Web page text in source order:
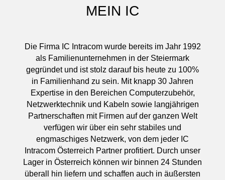
MEIN IC
Die Firma IC Intracom wurde bereits im Jahr 1992
als Familienunternehmen in der Steiermark
gegründet und ist stolz darauf bis heute zu 100%
in Familienhand zu sein. Mit knapp 30 Jahren
Expertise in den Bereichen Computerzubehör,
Netzwerktechnik und Kabeln sowie langjährigen
Partnerschaften mit Firmen auf der ganzen Welt
verfügen wir über ein sehr stabiles und
engmaschiges Netzwerk, von dem jeder IC
Intracom Österreich Partner profitiert. Durch unser
Lager in Österreich können wir binnen 24 Stunden
überall hin liefern und schaffen auch in äußersten